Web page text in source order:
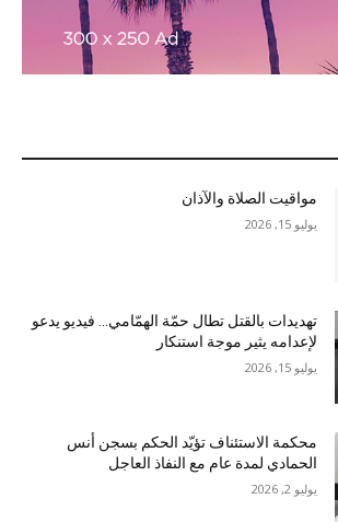
مواقيت الصلاة والآذان
يوليو 15, 2026
تهديدات بالقتل تطال حمّة الهمّامي… فيديو يدعو
لإعدامه يثير موجة استنكار
يوليو 15, 2026
محكمة الاستئناف تؤيّد الحكم بسجن أنس
الحمادي لمدة عام مع النفاذ العاجل
يوليو 2, 2026